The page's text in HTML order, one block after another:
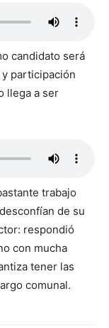
candidato será
participación
llega a ser
trabajo
de su
respondió
con mucha
tener las
comunal.